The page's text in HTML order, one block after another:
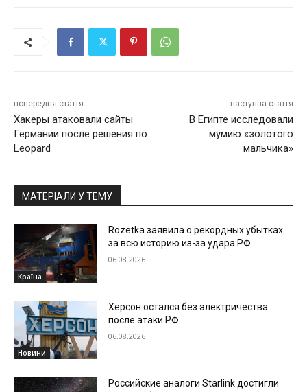
попередня стаття
Хакеры атаковали сайты
Германии после решения по
Leopard
наступна стаття
В Египте исследовали
мумию «золотого
мальчика»
МАТЕРІАЛИ У ТЕМУ
Країна
Rozetka заявила о рекордных убытках
за всю историю из-за удара РФ
06.08.2026
Новини
Херсон остался без электричества
после атаки РФ
06.08.2026
Российские аналоги Starlink достигли